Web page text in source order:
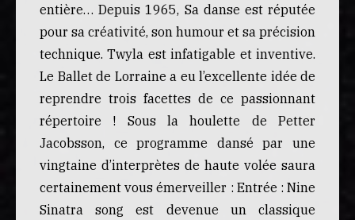
entière… Depuis 1965, Sa danse est réputée
pour sa créativité, son humour et sa précision
technique. Twyla est infatigable et inventive.
Le Ballet de Lorraine a eu l’excellente idée de
reprendre trois facettes de ce passionnant
répertoire ! Sous la houlette de Petter
Jacobsson, ce programme dansé par une
vingtaine d’interprètes de haute volée saura
certainement vous émerveiller : Entrée : Nine
Sinatra song est devenue un classique